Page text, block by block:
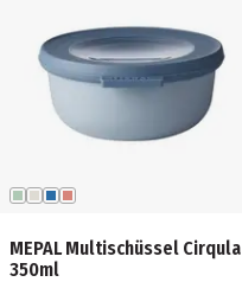
MEPAL Multischüssel Cirqula
350ml